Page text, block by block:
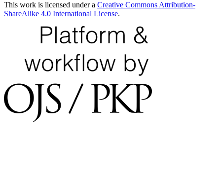
This work is licensed under a Creative Commons Attribution-
ShareAlike 4.0 International License.